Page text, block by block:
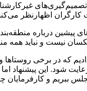
تصمیم‌گیری‌های
اظهارنظر
پیشین درباره
نیست و نباید همه
دادیم که در برخی
شود. این پیشنهاد
ببریم و کارفرمایان